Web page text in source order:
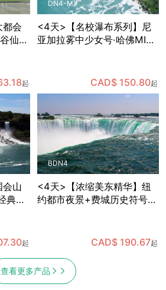
会
仙境
起
DN4-MY
<4天>【名校瀑布系列】尼
亚加拉雾中少女号·哈佛MIT
标三连拍，费城独立宫与自
由钟打卡，纽约往返
CAD$ 150.80起
山
典地
起
BDN4
<4天>【浓缩美东精华】纽
约都市夜景+费城历史符号
+林肯纪念堂经典地标三连
CAD$ 190.67起
查看更多产品